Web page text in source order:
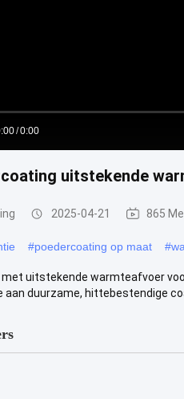
/0:00
uitstekende
2025-04-21 865
#poedercoating op maat #
uitstekende warmteafvoer
duurzame, hittebestendige